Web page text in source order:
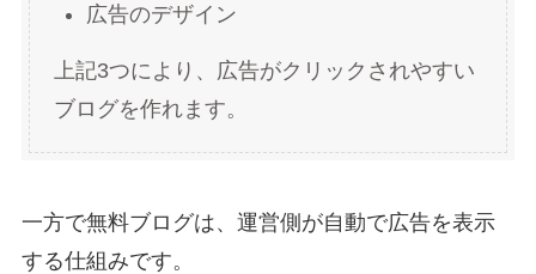
広告のデザイン
上記3つにより、広告がクリックされやすい
ブログを作れます。
一方で無料ブログは、運営側が自動で広告を表示
する仕組みです。